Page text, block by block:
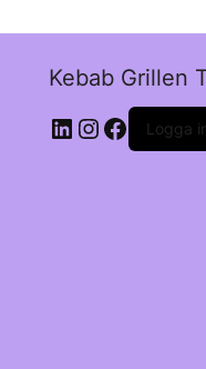
Kebab Grillen
Logga